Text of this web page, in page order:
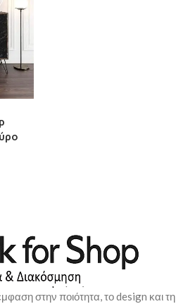
στην ποιότητα, το design και τη